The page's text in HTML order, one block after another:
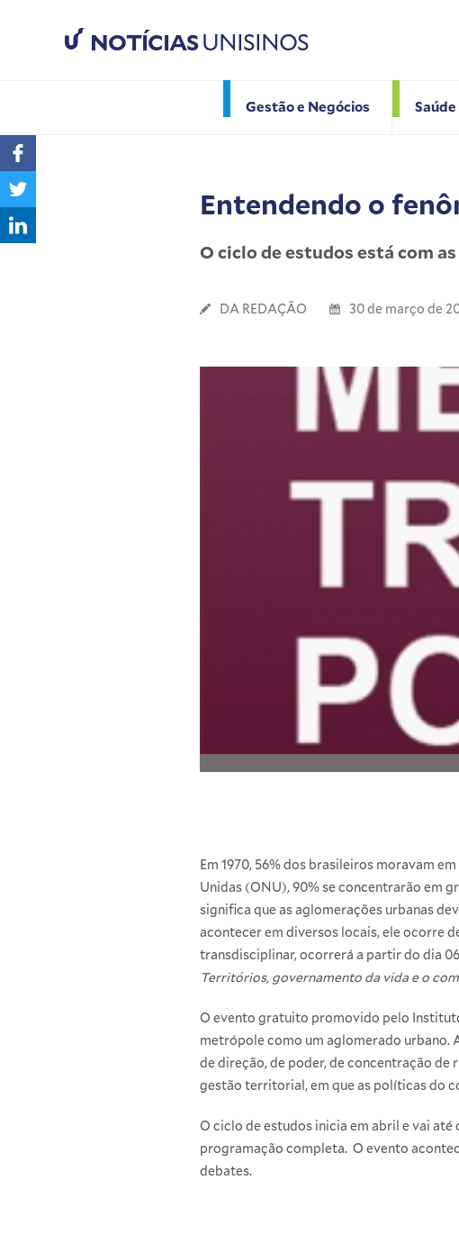
NOTÍCIASUNISINOS
Gestão e Negócios Saúde
Entendendo o
O ciclo de estudos está com
DA REDAÇÃO 30 de março de
Em 1970, 56% dos brasileiros moravam
Unidas (ONU), 90% se concentrarão em
significa que as aglomerações urbanas
acontecer em diversos locais, ele ocorre
transdisciplinar, ocorrerá a partir do dia
Territórios, governamento da vida e o
O evento gratuito promovido pelo
metrópole como um aglomerado urbano.
de direção, de poder, de concentração de
gestão territorial, em que as políticas do
O ciclo de estudos inicia em abril e vai até
programação completa. O evento
debates.